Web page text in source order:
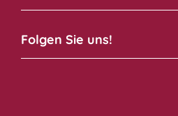
Folgen Sie uns!